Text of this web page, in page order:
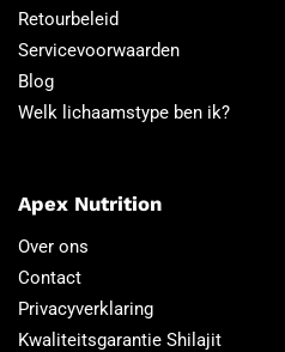
Retourbeleid
Servicevoorwaarden
Blog
Welk lichaamstype ben ik?
Apex Nutrition
Over ons
Contact
Privacyverklaring
Kwaliteitsgarantie Shilajit